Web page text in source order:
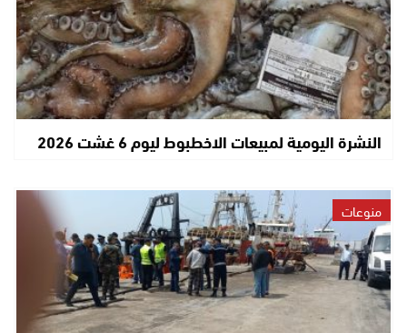
النشرة اليومية لمبيعات الاخطبوط ليوم 6 غشت 2026
منوعات